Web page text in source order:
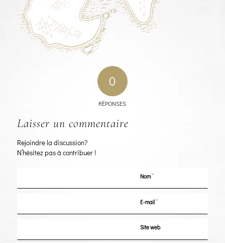
0
RÉPONSES
Laisser un commentaire
Rejoindre la discussion?
N’hésitez pas à contribuer !
Nom*
E-mail*
Site web